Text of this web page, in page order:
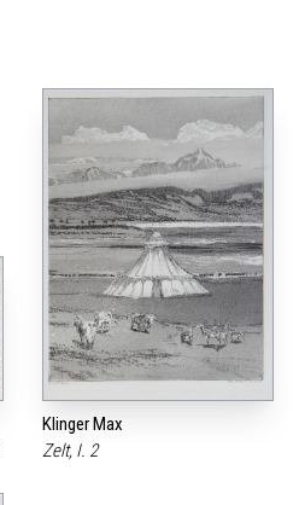
Klinger Max
Zelt, I. 2